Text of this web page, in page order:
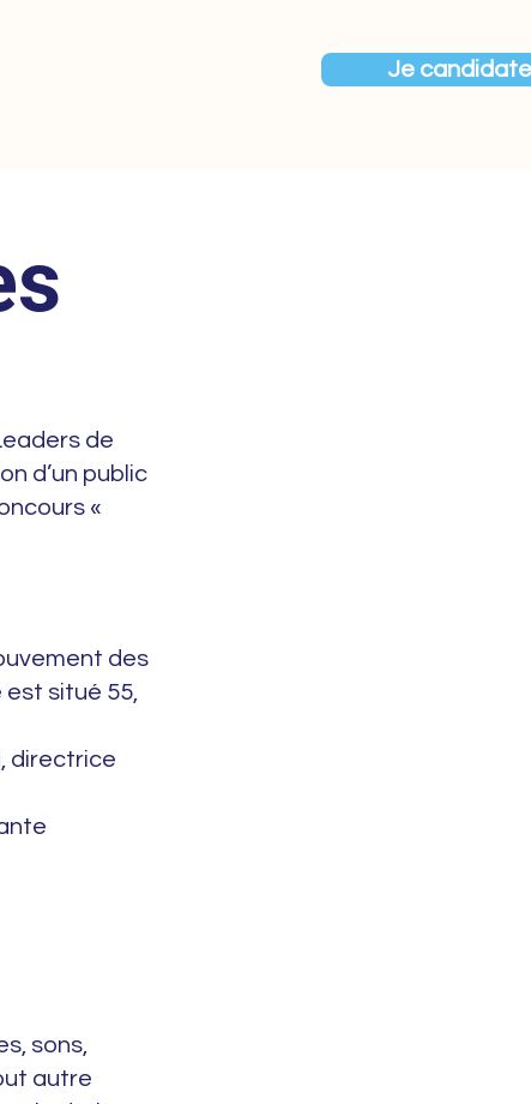
Je candidate
de
d’un public
«
des
est situé 55,
directrice
sons,
autre